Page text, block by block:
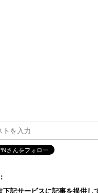
記サービスに記事を提供し